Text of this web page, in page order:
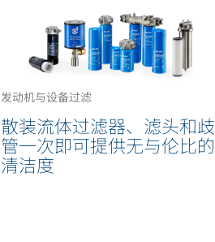
发动机与设备过滤
散装流体过滤器、滤头和歧
管一次即可提供无与伦比的
清洁度